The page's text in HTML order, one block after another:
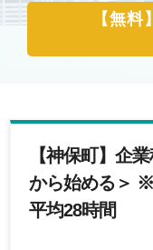
【無
【神保町】企
から始める＞
平均28時間